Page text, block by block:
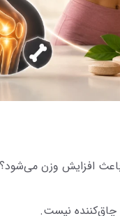
افزایش وزن می‌شود؟
نیست.